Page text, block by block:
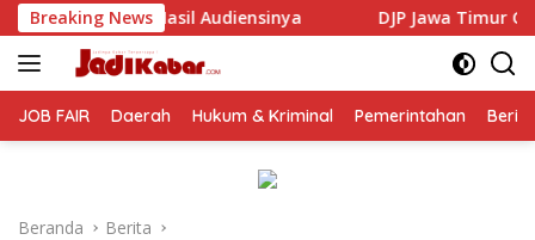
Langsung
ke
konten
Breaking NewsDJP Jawa Timur Gandeng GP Ansor
JOB FAIR Daerah Hukum & Kriminal Pemerintahan
Beranda Berita